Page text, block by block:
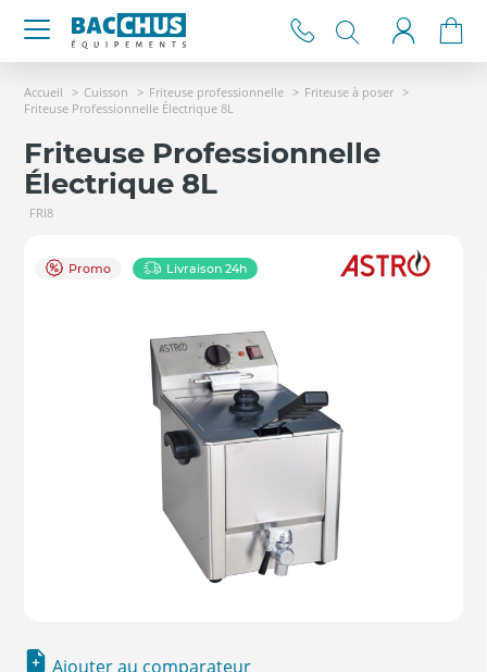
Accueil Cuisson Friteuse professionnelle
Friteuse à poser
Friteuse Professionnelle Électrique 8L
Friteuse Professionnelle
Électrique 8L
FRI8
Promo Livraison 24h
►
Ajouter au comparateur